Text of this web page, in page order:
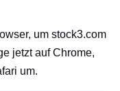
um stock3.com
jetzt auf Chrome,
um.